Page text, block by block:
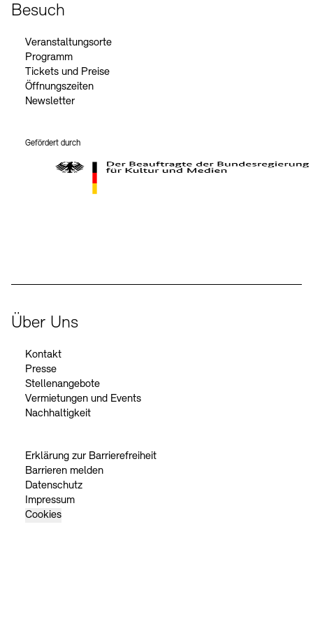
Besuch
Veranstaltungsorte
Programm
Tickets und Preise
Öffnungszeiten
Newsletter
Gefördert durch
Über Uns
Kontakt
Presse
Stellenangebote
Vermietungen und Events
Nachhaltigkeit
Erklärung zur Barrierefreiheit
Barrieren melden
Datenschutz
Impressum
Cookies